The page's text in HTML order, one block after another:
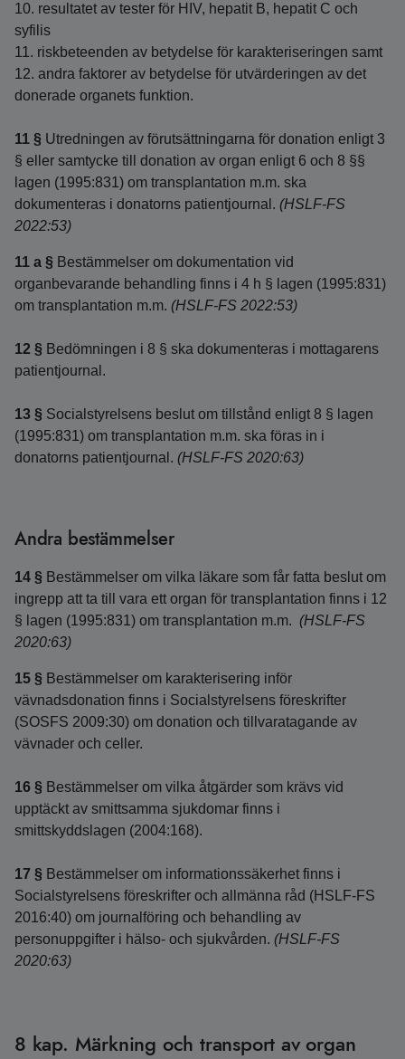
10. resultatet av tester för HIV, hepatit B, hepatit C och
syfilis
11. riskbeteenden av betydelse för karakteriseringen samt
12. andra faktorer av betydelse för utvärderingen av det
donerade organets funktion.
11 § Utredningen av förutsättningarna för donation enligt 3
§ eller samtycke till donation av organ enligt 6 och 8 §§
lagen (1995:831) om transplantation m.m. ska
dokumenteras i donatorns patientjournal. (HSLF-FS
2022:53)
11 a § Bestämmelser om dokumentation vid
organbevarande behandling finns i 4 h § lagen (1995:831)
om transplantation m.m. (HSLF-FS 2022:53)
12 § Bedömningen i 8 § ska dokumenteras i mottagarens
patientjournal.
13 § Socialstyrelsens beslut om tillstånd enligt 8 § lagen
(1995:831) om transplantation m.m. ska föras in i
donatorns patientjournal. (HSLF-FS 2020:63)
Andra bestämmelser
14 § Bestämmelser om vilka läkare som får fatta beslut om
ingrepp att ta till vara ett organ för transplantation finns i 12
§ lagen (1995:831) om transplantation m.m. (HSLF-FS
2020:63)
15 § Bestämmelser om karakterisering inför
vävnadsdonation finns i Socialstyrelsens föreskrifter
(SOSFS 2009:30) om donation och tillvaratagande av
vävnader och celler.
16 § Bestämmelser om vilka åtgärder som krävs vid
upptäckt av smittsamma sjukdomar finns i
smittskyddslagen (2004:168).
17 § Bestämmelser om informationssäkerhet finns i
Socialstyrelsens föreskrifter och allmänna råd (HSLF-FS
2016:40) om journalföring och behandling av
personuppgifter i hälso- och sjukvården. (HSLF-FS
2020:63)
8 kap. Märkning och transport av organ